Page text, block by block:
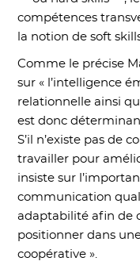
compétences
la notion de soft
Comme le précise
sur « l’intelligence
relationnelle ainsi
est donc
S’il n’existe pas de
travailler pour
insiste sur
communication
adaptabilité afin de
positionner dans
coopérative ».